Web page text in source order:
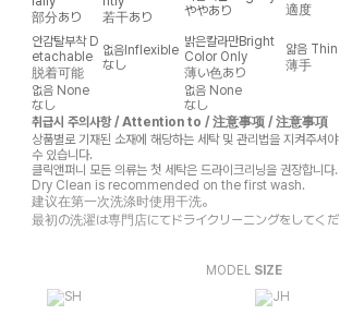
部分あり
若干あり
ややあり
適度
안감탈부착 D
etachable
脱着可能
없음Inflexible
なし
밝은칼라만Bright
Color Only
薄い色あり
얇음 Thin
薄手
없음 None
なし
없음 None
なし
취급시 주의사항 / Attention to / 注意事项 / 注意事項
상품별로 기재된 소재에 해당하는 세탁 및 관리법을 지켜주셔
수 있습니다.
클릭앤퍼니 모든 의류는 첫 세탁은 드라이크리닝을 권장합니다.
Dry Clean is recommended on the first wash.
建议在第一次洗涤时使用干洗。
最初の洗濯は専門店にてドライクリーニングをしてくだ
MODEL SIZE